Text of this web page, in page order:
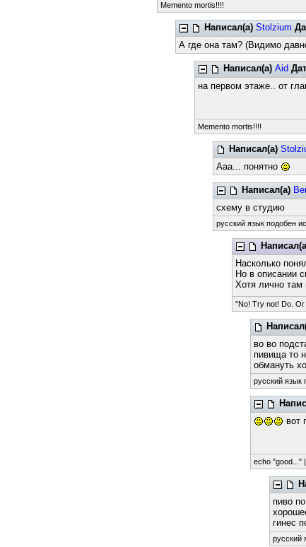
Memento mortis!!!!
Написал(а) Stolzium
А где она там? (Видимо
Написал(а) Aid
на первом этаже.. от
Memento mortis!!!!
Написал(а)
Ааа... понятно
Написал(а)
схему в студию
русский язык подобен
Насколько
Но в описании
Хотя лично там
"No! Try not! Do.
во во
пивища то
обмануть
русский язык
вот
echo "good..."
пиво
гинес
русский